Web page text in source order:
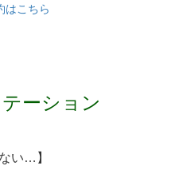
はこちら
ーション
い…】